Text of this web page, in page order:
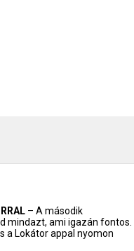
– A második
mindazt, ami igazán fontos.
a Lokátor appal nyomon